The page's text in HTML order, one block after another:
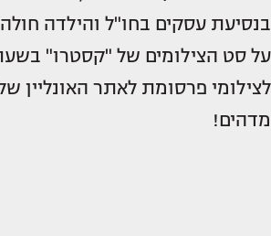
בנסיעת עסקים בחו"ל והילדה
על סט הצילומים של "קסטרו"
לצילומי פרסומת לאתר האונליין
מדהים!